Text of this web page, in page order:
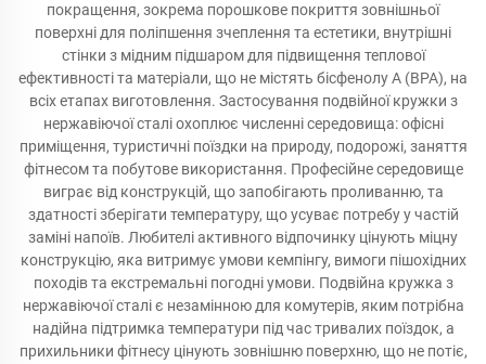
покращення, зокрема порошкове покриття зовнішньої
поверхні для поліпшення зчеплення та естетики, внутрішні
стінки з мідним підшаром для підвищення теплової
ефективності та матеріали, що не містять бісфенолу А (BPA), на
всіх етапах виготовлення. Застосування подвійної кружки з
нержавіючої сталі охоплює численні середовища: офісні
приміщення, туристичні поїздки на природу, подорожі, заняття
фітнесом та побутове використання. Професійне середовище
виграє від конструкцій, що запобігають проливанню, та
здатності зберігати температуру, що усуває потребу у частій
заміні напоїв. Любителі активного відпочинку цінують міцну
конструкцію, яка витримує умови кемпінгу, вимоги пішохідних
походів та екстремальні погодні умови. Подвійна кружка з
нержавіючої сталі є незамінною для комутерів, яким потрібна
надійна підтримка температури під час тривалих поїздок, а
прихильники фітнесу цінують зовнішню поверхню, що не потіє,